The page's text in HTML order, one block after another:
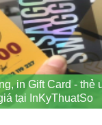
in Gift Card - thẻ
tại InKyThuatSo